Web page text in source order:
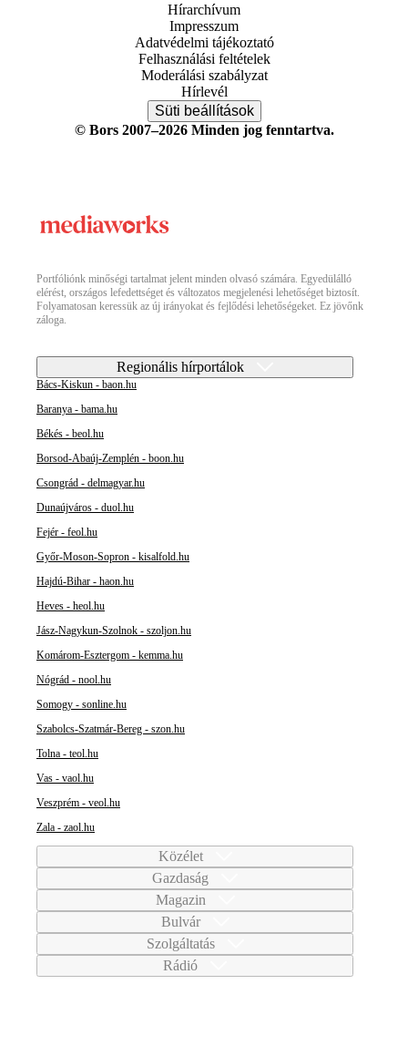
Hírarchívum
Impresszum
Adatvédelmi tájékoztató
Felhasználási feltételek
Moderálási szabályzat
Hírlevél
Süti beállítások
© Bors 2007–2026 Minden jog fenntartva.
Portfóliónk minőségi tartalmat jelent minden olvasó számára. Egyedülálló
elérést, országos lefedettséget és változatos megjelenési lehetőséget biztosít.
Folyamatosan keressük az új irányokat és fejlődési lehetőségeket. Ez jövőnk
záloga.
Regionális hírportálok
Bács-Kiskun - baon.hu
Baranya - bama.hu
Békés - beol.hu
Borsod-Abaúj-Zemplén - boon.hu
Csongrád - delmagyar.hu
Dunaújváros - duol.hu
Fejér - feol.hu
Győr-Moson-Sopron - kisalfold.hu
Hajdú-Bihar - haon.hu
Heves - heol.hu
Jász-Nagykun-Szolnok - szoljon.hu
Komárom-Esztergom - kemma.hu
Nógrád - nool.hu
Somogy - sonline.hu
Szabolcs-Szatmár-Bereg - szon.hu
Tolna - teol.hu
Vas - vaol.hu
Veszprém - veol.hu
Zala - zaol.hu
Közélet
Gazdaság
Magazin
Bulvár
Szolgáltatás
Rádió